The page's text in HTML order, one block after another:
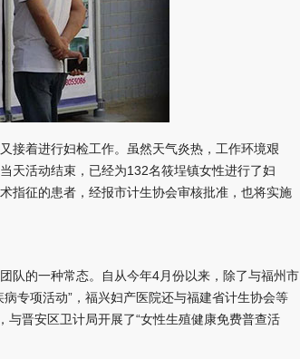
着进行妇检工作。虽然天气炎热，工作环境艰
天活动结束，已经为132名筱埕镇女性进行了妇
指征的患者，经报市计生协会审核批准，也将实施
的一种常态。自从今年4月份以来，除了与福州市
专项活动”，福兴妇产医院还与福建省计生协会等
晋安区卫计局开展了“女性生殖健康免费普查活